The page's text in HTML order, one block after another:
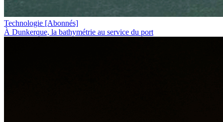
Technologie [Abonnés]
À Dunkerque, la bathymétrie au service du port